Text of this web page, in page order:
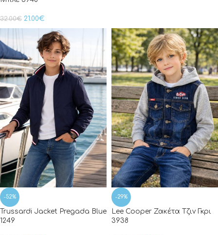
32.00€ 21.00€
-52%
Trussardi Jacket Pregada Blue
1249
-29%
Lee Cooper Ζακέτα Τζιν Γκρι
3938